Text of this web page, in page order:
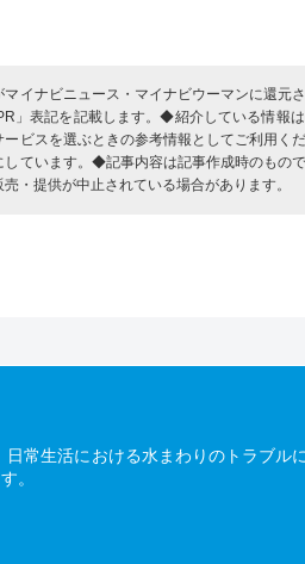
イナビニュース・マイナビウーマンに還元
」表記を記載します。◆紹介している情報
ビスを選ぶときの参考情報としてご利用く
ています。◆記事内容は記事作成時のもの
・提供が中止されている場合があります。
常生活における水まわりのトラブ
。